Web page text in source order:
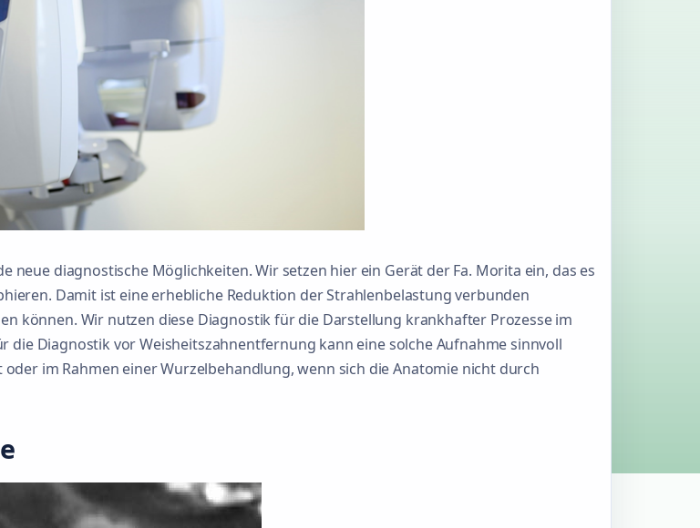
diagnostische Möglichkeiten. Wir setzen hier ein Gerät der Fa. Morita ein, das es
Damit ist eine erhebliche Reduktion der Strahlenbelastung verbunden
können. Wir nutzen diese Diagnostik für die Darstellung krankhafter Prozesse im
Diagnostik vor Weisheitszahnentfernung kann eine solche Aufnahme sinnvoll
im Rahmen einer Wurzelbehandlung, wenn sich die Anatomie nicht durch